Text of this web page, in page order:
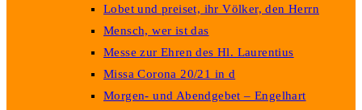
Lobet und preiset, ihr Völker, den Herrn
Mensch, wer ist das
Messe zur Ehren des Hl. Laurentius
Missa Corona 20/21 in d
Morgen- und Abendgebet – Engelhart